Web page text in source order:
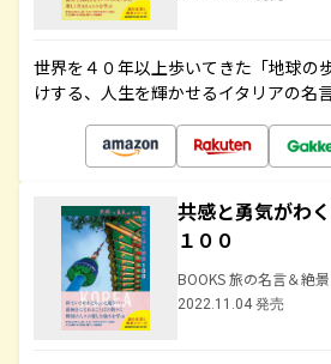
世界を４０年以上歩いてきた「地球の
けする、人生を輝かせるイタリアの名
共感と勇気がわ
１００
BOOKS 旅の名言＆絶景
2022.11.04 発売